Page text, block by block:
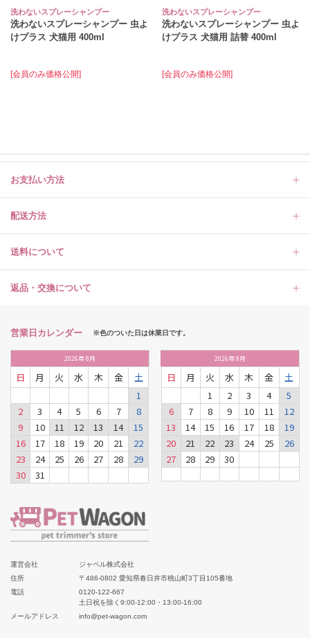
洗わないスプレーシャンプー
洗わないスプレーシャンプー 虫よ
けプラス 犬猫用 400ml
[会員のみ価格公開]
洗わないスプレーシャンプー
洗わないスプレーシャンプー 虫よ
けプラス 犬猫用 詰替 400ml
[会員のみ価格公開]
お支払い方法
配送方法
送料について
返品・交換について
営業日カレンダー ※色のついた日は休業日です。
2026年8月
日 月 火 水 木 金
土
1
2
3 4 5 6 7
8
9
10 11 12 13 14
15
16
17 18 19 20 21
22
23
24 25 26 27 28
29
30
31
2026年9月
日 月 火 水 木 金
土
1
2 3 4
5
6
7 8 9 10 11
12
13
14 15 16 17 18
19
20
21 22 23 24 25
26
27
28 29 30
運営会社
ジャペル株式会社
住所
〒486-0802 愛知県春日井市桃山町3丁目105番地
電話
0120-122-667
土日祝を除く9:00-12:00・13:00-16:00
メールアドレス
info@pet-wagon.com